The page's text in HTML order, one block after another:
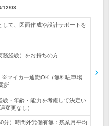
12/03
て、図面作成や設計サポートを
務経験）をお持ちの方
※マイカー通勤OK（無料駐車場
所…
・年齢・能力を考慮して決定い
変更なし）
分）時間外労働有無：残業月平均